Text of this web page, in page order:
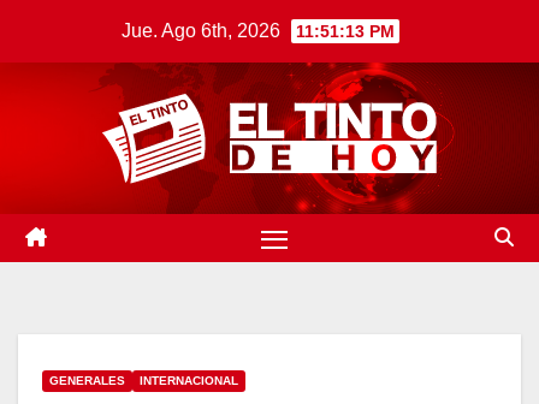
Jue. Ago 6th, 2026 11:51:14 PM
GENERALES INTERNACIONAL